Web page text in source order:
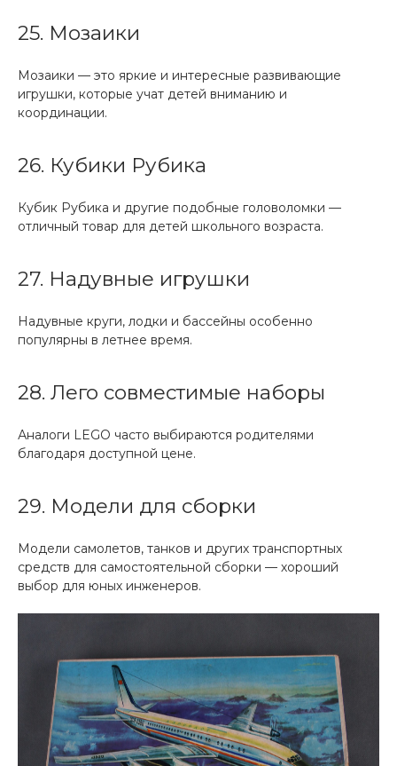
25. Мозаики
Мозаики — это яркие и интересные развивающие
игрушки, которые учат детей вниманию и
координации.
26. Кубики Рубика
Кубик Рубика и другие подобные головоломки —
отличный товар для детей школьного возраста.
27. Надувные игрушки
Надувные круги, лодки и бассейны особенно
популярны в летнее время.
28. Лего совместимые наборы
Аналоги LEGO часто выбираются родителями
благодаря доступной цене.
29. Модели для сборки
Модели самолетов, танков и других транспортных
средств для самостоятельной сборки — хороший
выбор для юных инженеров.